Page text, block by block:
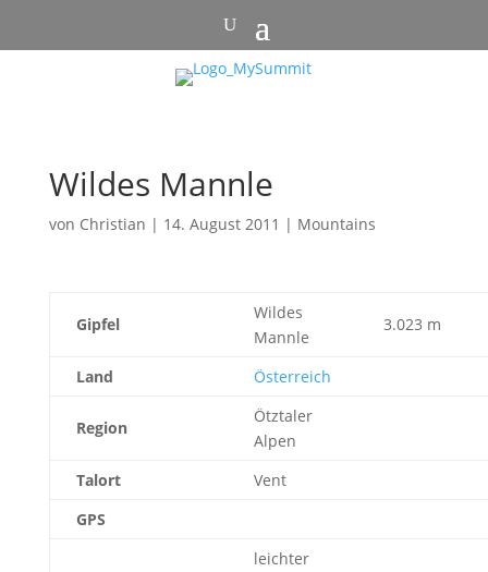
Wildes Mannle
von Christian | 14. August 2011 | Mountains
Gipfel
Wildes
Mannle
3.023 m
Land Österreich
Region
Ötztaler
Alpen
Talort
Vent
GPS
leichter